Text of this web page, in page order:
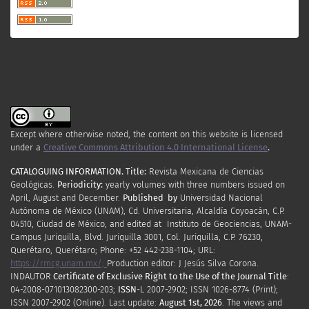
Except where otherwise noted, the content on this website is licensed
under a Creative Commons Attribution 4.0 International License.
CATALOGUING INFORMATION. Title: Revista Mexicana de Ciencias
Geológicas. Periodicity: yearly volumes with three numbers issued on
April August and December. Published by Universidad Nacional
Autónoma de México (UNAM), Cd. Universitaria, Alcaldía Coyoacán, C.P.
04510, Ciudad de México, and edited at Instituto de Geociencias, UNAM-
Campus Juriquilla, Blvd. Juriquilla 3001, Col. Juriquilla, C.P. 76230,
Querétaro, Querétaro; Phone: +52 442-238-1104; URL:
https://rmcg.unam.mx/; Production editor: J Jesús Silva Corona.
INDAUTOR Certificate of Exclusive Right to the Use of the Journal Title:
04-2008-071013082300-203; ISSN-L 2007-2902; ISSN 1026-8774 (Print);
ISSN 2007-2902 (Online). Last update: August 1st, 2026 . The views and